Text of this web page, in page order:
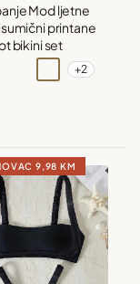
Mod ljetne
printane
bikini set
VišebojnaVišebojna1
+2
9,98 KM